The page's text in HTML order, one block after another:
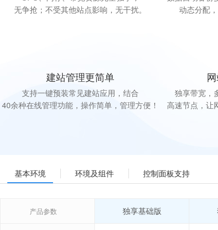
无争抢；不受其他站点影响，无干扰。
动态分配
建站管理更简单
支持一键预装常见建站应用，结合
40余种在线管理功能，操作简单，管理方便！
独享带宽，
高速节点，让
基本环境 环境及组件 控制面板支持
产品参数 独享基础版